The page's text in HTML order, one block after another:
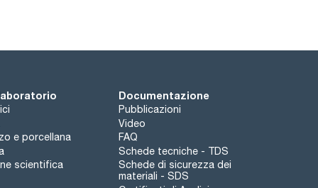
e porcellana
scientifica
Documentazione
Pubblicazioni
Video
FAQ
Schede tecniche - TDS
Schede di sicurezza dei
materiali - SDS